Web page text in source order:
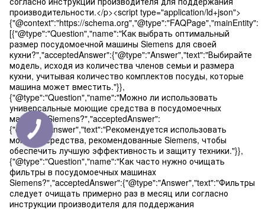
производительности.</p><script type="application/ld+json">
{"@context":"https://schema.org","@type":"FAQPage","mainEntity":
[{"@type":"Question","name":"Как выбрать оптимальный
размер посудомоечной машины Siemens для своей
кухни?","acceptedAnswer":{"@type":"Answer","text":"Выбирайте
модель, исходя из количества членов семьи и размера
кухни, учитывая количество комплектов посуды, которые
машина может вместить."}},
{"@type":"Question","name":"Можно ли использовать
универсальные моющие средства в посудомоечных
машинах Siemens?","acceptedAnswer":
{"@type":"Answer","text":"Рекомендуется использовать
моющие средства, рекомендованные Siemens, чтобы
обеспечить лучшую эффективность и защиту техники."}},
{"@type":"Question","name":"Как часто нужно очищать
фильтры в посудомоечных машинах
Siemens?","acceptedAnswer":{"@type":"Answer","text":"Фильтры
следует очищать примерно раз в месяц или согласно
инструкции производителя для поддержания